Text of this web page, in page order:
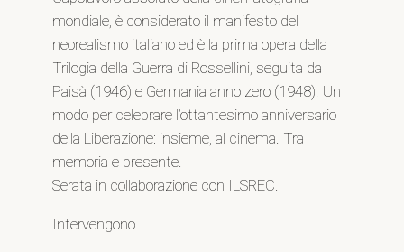
mondiale, è considerato il manifesto del
neorealismo italiano ed è la prima opera della
Trilogia della Guerra di Rossellini, seguita da
Paisà (1946) e Germania anno zero (1948). Un
modo per celebrare l’ottantesimo anniversario
della Liberazione: insieme, al cinema. Tra
memoria e presente.
Serata in collaborazione con ILSREC.
Intervengono